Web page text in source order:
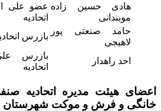
هادی حسین زاده
موبندانی
عضو علی
اتحادیه
حامد صنعتی پور
لاهیجی
بازرس
احد راهدار
بازرس
اتحادیه
اعضای هیئت مدیره اتحاديه
خانگی و فرش و موکت شهرستان